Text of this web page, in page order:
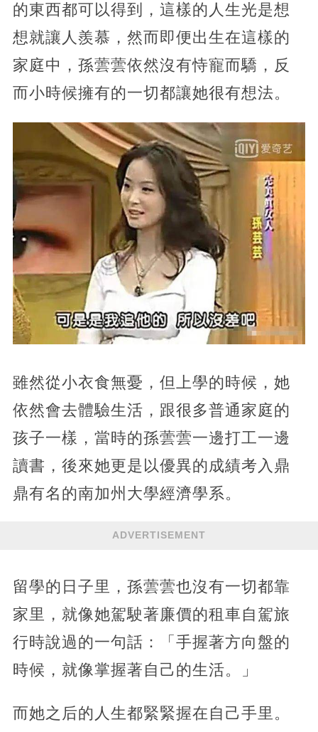
的東西都可以得到，這樣的人生光是想
想就讓人羨慕，然而即便出生在這樣的
家庭中，孫蕓蕓依然沒有恃寵而驕，反
而小時候擁有的一切都讓她很有想法。
雖然從小衣食無憂，但上學的時候，她
依然會去體驗生活，跟很多普通家庭的
孩子一樣，當時的孫蕓蕓一邊打工一邊
讀書，後來她更是以優異的成績考入鼎
鼎有名的南加州大學經濟學系。
ADVERTISEMENT
留學的日子里，孫蕓蕓也沒有一切都靠
家里，就像她駕駛著廉價的租車自駕旅
行時說過的一句話：「手握著方向盤的
時候，就像掌握著自己的生活。」
而她之后的人生都緊緊握在自己手里。